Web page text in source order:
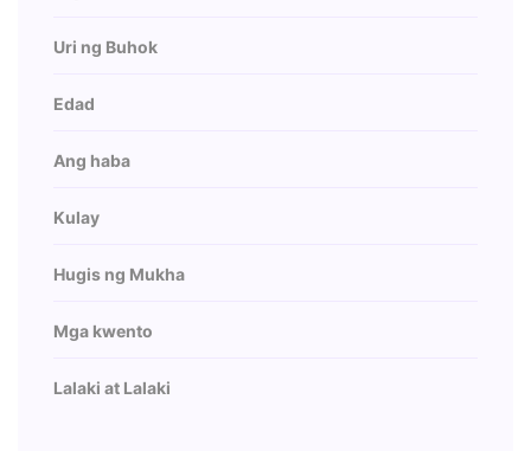
Uri ng Buhok
Edad
Ang haba
Kulay
Hugis ng Mukha
Mga kwento
Lalaki at Lalaki